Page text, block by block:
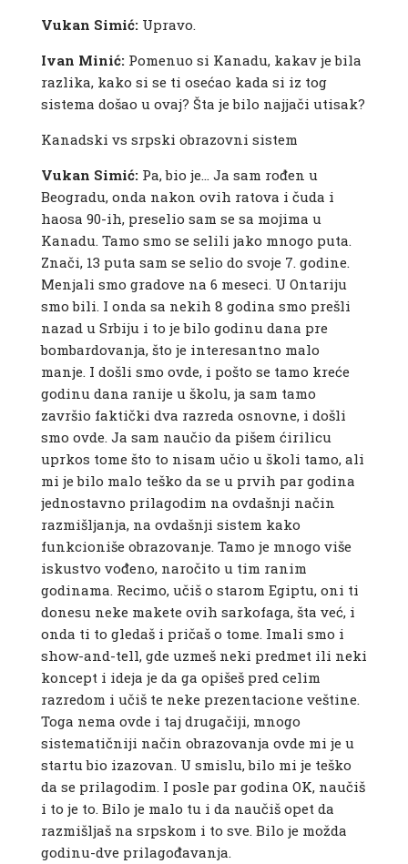
Vukan Simić:Upravo.
Ivan Minić:Pomenuo si Kanadu, kakav je bila
razlika, kako si se ti osećao kada si iz tog
sistema došao u ovaj? Šta je bilo najjači utisak?
Kanadski vs srpski obrazovni sistem
Vukan Simić:Pa, bio je… Ja sam rođen u
Beogradu, onda nakon ovih ratova i čuda i
haosa 90-ih, preselio sam se sa mojima u
Kanadu. Tamo smo se selili jako mnogo puta.
Znači, 13 puta sam se selio do svoje 7. godine.
Menjali smo gradove na 6 meseci. U Ontariju
smo bili. I onda sa nekih 8 godina smo prešli
nazad u Srbiju i to je bilo godinu dana pre
bombardovanja, što je interesantno malo
manje. I došli smo ovde, i pošto se tamo kreće
godinu dana ranije u školu, ja sam tamo
završio faktički dva razreda osnovne, i došli
smo ovde. Ja sam naučio da pišem ćirilicu
uprkos tome što to nisam učio u školi tamo, ali
mi je bilo malo teško da se u prvih par godina
jednostavno prilagodim na ovdašnji način
razmišljanja, na ovdašnji sistem kako
funkcioniše obrazovanje. Tamo je mnogo više
iskustvo vođeno, naročito u tim ranim
godinama. Recimo, učiš o starom Egiptu, oni ti
donesu neke makete ovih sarkofaga, šta već, i
onda ti to gledaš i pričaš o tome. Imali smo i
show-and-tell, gde uzmeš neki predmet ili neki
koncept i ideja je da ga opišeš pred celim
razredom i učiš te neke prezentacione veštine.
Toga nema ovde i taj drugačiji, mnogo
sistematičniji način obrazovanja ovde mi je u
startu bio izazovan. U smislu, bilo mi je teško
da se prilagodim. I posle par godina OK, naučiš
i to je to. Bilo je malo tu i da naučiš opet da
razmišljaš na srpskom i to sve. Bilo je možda
godinu-dve prilagođavanja.